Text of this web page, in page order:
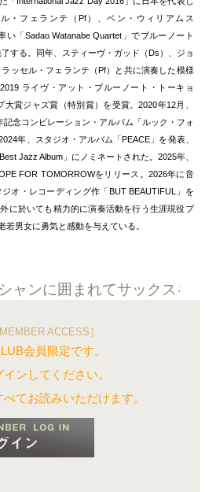
・フェランテ（Pf）、ベン・ウィリアムス
い「Sadao Watanabe Quartet」でブルーノート
する。同年、スティーヴ・ガッド（Ds）、ジョ
ッセル・フェランテ（Pf）と共に演奏した模様
ライヴ・アット・ブルーノート・トーキョ
賞ジャズ賞（特別賞）を受賞。2020年12月、
念コンピレーション・アルバム「ルック・フォ
年、スタジオ・アルバム「PEACE」を発表、
Jazz Album」にノミネートされた。2025年、
FOR TOMORROWをリリース。2026年に音
オ・レコーディング作「BUT BEAUTIFUL」を
に於いても精力的に演奏活動を行う生涯現役プ
若男女に勇気と感動を与えている。
ャンに囲まれてサックスを
ACCESS］
会員限定です。
ンしてください。
てお読みいただけます。